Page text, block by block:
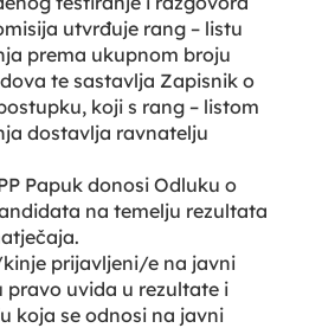
utvrđuje rang – listu
prema ukupnom broju
te sastavlja Zapisnik o
koji s rang – listom
dostavlja ravnatelju
Papuk donosi Odluku o
na temelju rezultata
prijavljeni/e na javni
pravo uvida u rezultate i
koja se odnosi na javni